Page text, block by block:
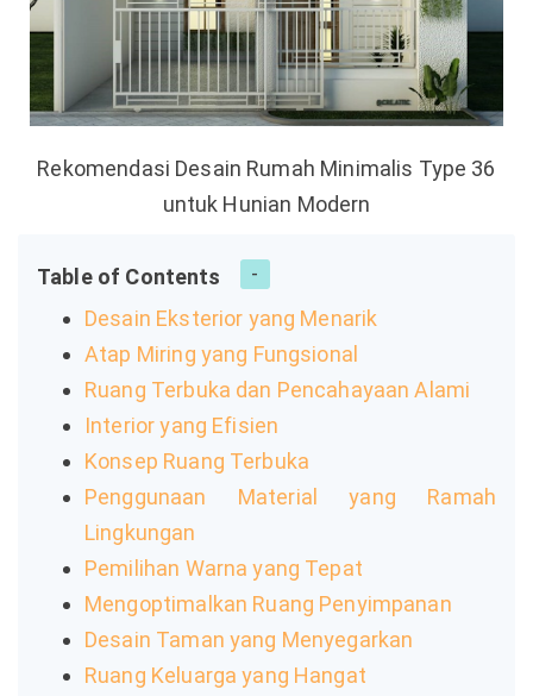
Rekomendasi Desain Rumah Minimalis Type 36
untuk Hunian Modern
Table of Contents
Desain Eksterior yang Menarik
Atap Miring yang Fungsional
Ruang Terbuka dan Pencahayaan Alami
Interior yang Efisien
Konsep Ruang Terbuka
Penggunaan Material yang Ramah
Lingkungan
Pemilihan Warna yang Tepat
Mengoptimalkan Ruang Penyimpanan
Desain Taman yang Menyegarkan
Ruang Keluarga yang Hangat